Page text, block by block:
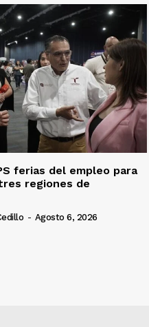
ferias del empleo para
regiones de
- Agosto 6, 2026